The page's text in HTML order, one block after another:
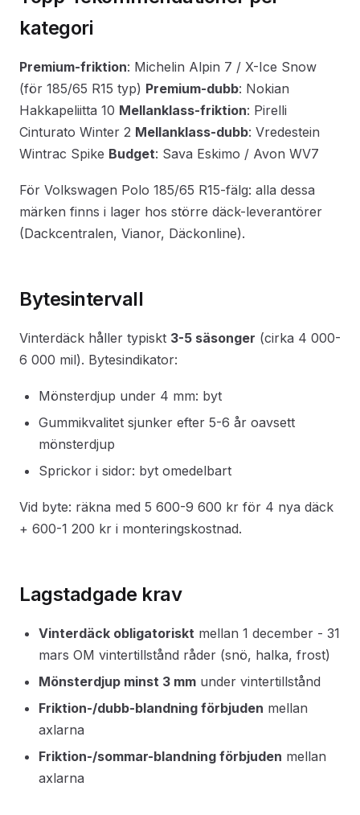
kategori
Premium-friktion: Michelin Alpin 7 / X-Ice Snow
(för 185/65 R15 typ) Premium-dubb: Nokian
Hakkapeliitta 10 Mellanklass-friktion: Pirelli
Cinturato Winter 2 Mellanklass-dubb: Vredestein
Wintrac Spike Budget: Sava Eskimo / Avon WV7
För Volkswagen Polo 185/65 R15-fälg: alla dessa
märken finns i lager hos större däck-leverantörer
(Dackcentralen, Vianor, Däckonline).
Bytesintervall
Vinterdäck håller typiskt 3-5 säsonger (cirka 4 000-
6 000 mil). Bytesindikator:
Mönsterdjup under 4 mm: byt
Gummikvalitet sjunker efter 5-6 år oavsett
mönsterdjup
Sprickor i sidor: byt omedelbart
Vid byte: räkna med 5 600-9 600 kr för 4 nya däck
+ 600-1 200 kr i monteringskostnad.
Lagstadgade krav
Vinterdäck obligatoriskt mellan 1 december - 31
mars OM vintertillstånd råder (snö, halka, frost)
Mönsterdjup minst 3 mm under vintertillstånd
Friktion-/dubb-blandning förbjuden mellan
axlarna
Friktion-/sommar-blandning förbjuden mellan
axlarna